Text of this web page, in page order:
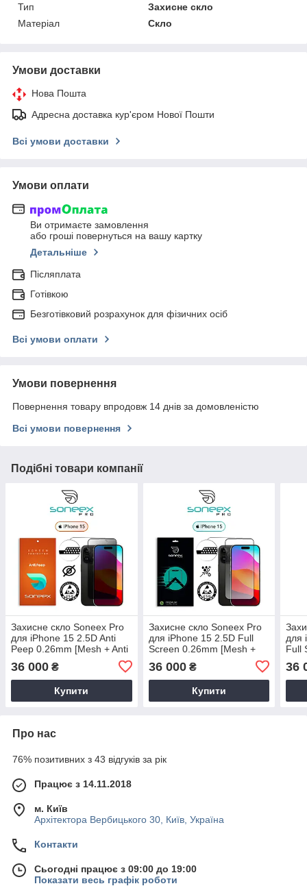
Тип
Захисне скло
Матеріал
Скло
Умови доставки
Нова Пошта
Адресна доставка кур'єром Нової Пошти
Всі умови доставки
Умови оплати
Ви отримаєте замовлення
або гроші повернуться на вашу картку
Детальніше
Післяплата
Готівкою
Безготівковий розрахунок для фізичних осіб
Всі умови оплати
Умови повернення
Повернення товару впродовж 14 днів за домовленістю
Всі умови повернення
Подібні товари компанії
Захисне скло Soneex Pro
для iPhone 15 2.5D Anti
Peep 0.26mm [Mesh + Anti
36 000 ₴
Купити
Захисне скло Soneex Pro
для iPhone 15 2.5D Full
Screen 0.26mm [Mesh +
36 000₴
Купити
для
Full
36
Про нас
76% позитивних з 43 відгуків за рік
Працює з 14.11.2018
м. Київ
Архітектора Вербицького 30, Київ, Україна
Контакти
Сьогодні працює з 09:00 до 19:00
Показати весь графік роботи